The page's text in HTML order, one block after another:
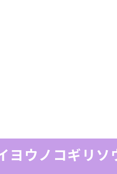
ヨウノコギリソ